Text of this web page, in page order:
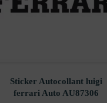
Sticker Autocollant luigi
ferrari Auto AU87306